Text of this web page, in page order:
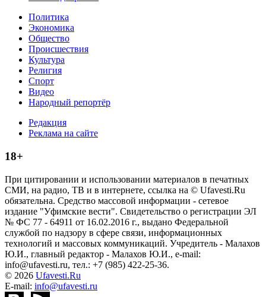
Политика
Экономика
Общество
Происшествия
Культура
Религия
Спорт
Видео
Народный репортёр
Редакция
Реклама на сайте
18+
При цитировании и использовании материалов в печатных
СМИ, на радио, ТВ и в интернете, ссылка на © Ufavesti.Ru
обязательна. Средство массовой информации - сетевое
издание "Уфимские вести". Свидетельство о регистрации ЭЛ
№ ФС 77 - 64911 от 16.02.2016 г., выдано Федеральной
службой по надзору в сфере связи, информационных
технологий и массовых коммуникаций. Учредитель - Малахов
Ю.И., главный редактор - Малахов Ю.И., e-mail:
info@ufavesti.ru, тел.: +7 (985) 422-25-36.
© 2026 Ufavesti.Ru
E-mail: info@ufavesti.ru